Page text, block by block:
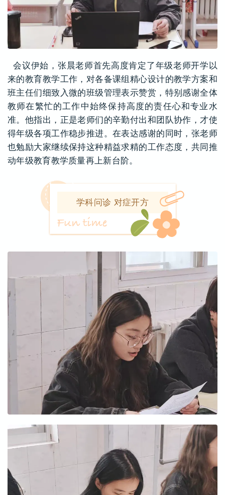
会议伊始，张晨老师首先高度肯定了年级老师开学以
来的教育教学工作，对各备课组精心设计的教学方案和
班主任们细致入微的班级管理表示赞赏，特别感谢全体
教师在繁忙的工作中始终保持高度的责任心和专业水
准。他指出，正是老师们的辛勤付出和团队协作，才使
得年级各项工作稳步推进。在表达感谢的同时，张老师
也勉励大家继续保持这种精益求精的工作态度，共同推
动年级教育教学质量再上新台阶。
学科问诊 对症开方